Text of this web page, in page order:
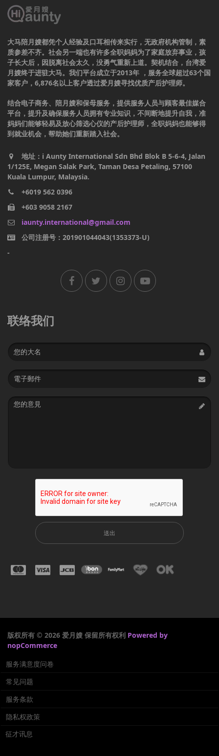
大马陪月嫂都凭个人经验及口耳相传来实行，无政府机构管制，素
质参差不齐。社会另一端也有许多全职妈妈为了家庭放弃事业，孩
子长大后，因脱离社会太久，没勇气重新上道。契机结合，台湾爱
月嫂终于进驻大马。我们平台成立于2013年 ，服务全球超过63个国
家客户，6,876名以上客户透过爱月嫂寻找优质产后护理师。
结合电子商务、陪月嫂和保母服务，提供服务人员与顾客最佳媒合
平台，提升及确保服务人员拥有专业知识，不间断地提升自我，准
妈妈们能够轻易及放心筛选心仪的产后护理师，全职妈妈也能够得
到就业机会，帮助她们重新踏入社会。
地址：i Aunty International Sdn Bhd Blok B 5-6-4, Jalan
1/125E, Megan Salak Park, Taman Desa Petaling, 57100
Kuala Lumpur, Malaysia.
+6019 562 0396
+603 9058 2167
iaunty.international@gmail.com
公司注册号：201901044043(1353373-U)
-
联络我们
Name
Email
address
Message
送出
版权所有 © 2026 爱月嫂 保留所有权利 Powered by
nopCommerce
服务满意度问卷
常见问题
服务条款
隐私权政策
征才讯息